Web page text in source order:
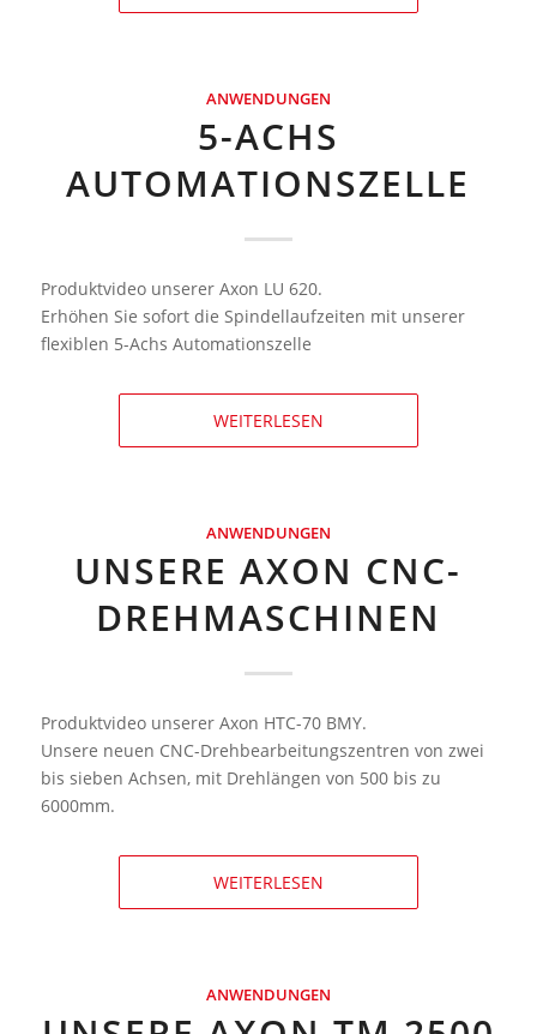
ANWENDUNGEN
5-ACHS
AUTOMATIONS­ZELLE
Produktvideo unserer Axon LU 620.
Erhöhen Sie sofort die Spindel­laufzeiten mit unserer
flexiblen 5-Achs Automations­zelle
WEITERLESEN
ANWENDUNGEN
UNSERE AXON CNC-
DREHMASCHINEN
Produktvideo unserer Axon HTC-70 BMY.
Unsere neuen CNC-Drehbearbeitungszentren von zwei
bis sieben Achsen, mit Drehlängen von 500 bis zu
6000mm.
WEITERLESEN
ANWENDUNGEN